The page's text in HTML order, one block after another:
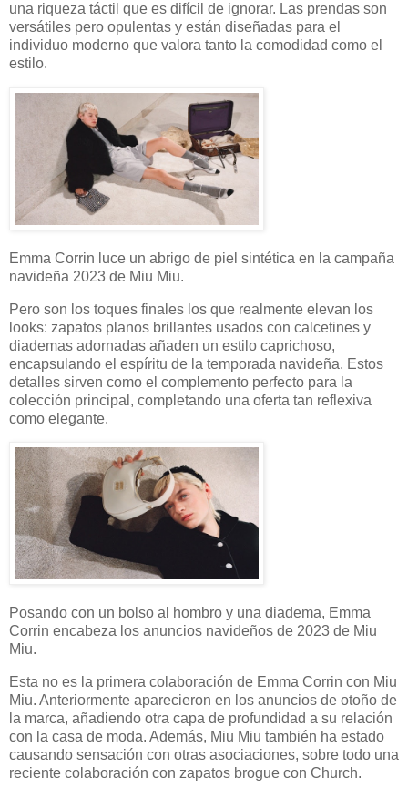
una riqueza táctil que es difícil de ignorar. Las prendas son
versátiles pero opulentas y están diseñadas para el
individuo moderno que valora tanto la comodidad como el
estilo.
Emma Corrin luce un abrigo de piel sintética en la campaña
navideña 2023 de Miu Miu.
Pero son los toques finales los que realmente elevan los
looks: zapatos planos brillantes usados ​​con calcetines y
diademas adornadas añaden un estilo caprichoso,
encapsulando el espíritu de la temporada navideña. Estos
detalles sirven como el complemento perfecto para la
colección principal, completando una oferta tan reflexiva
como elegante.
Posando con un bolso al hombro y una diadema, Emma
Corrin encabeza los anuncios navideños de 2023 de Miu
Miu.
Esta no es la primera colaboración de Emma Corrin con Miu
Miu. Anteriormente aparecieron en los anuncios de otoño de
la marca, añadiendo otra capa de profundidad a su relación
con la casa de moda. Además, Miu Miu también ha estado
causando sensación con otras asociaciones, sobre todo una
reciente colaboración con zapatos brogue con Church.